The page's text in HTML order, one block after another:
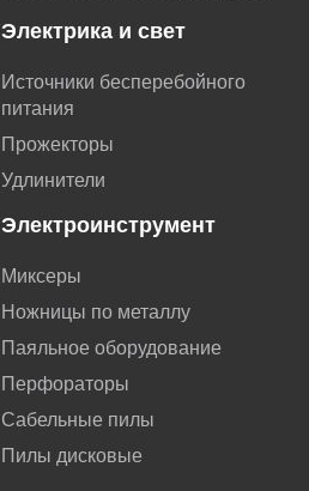
Электрика и свет
Источники бесперебойного
питания
Прожекторы
Удлинители
Электроинструмент
Миксеры
Ножницы по металлу
Паяльное оборудование
Перфораторы
Сабельные пилы
Пилы дисковые